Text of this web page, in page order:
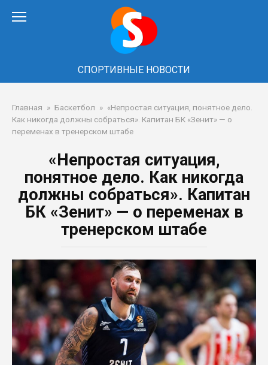
СПОРТИВНЫЕ НОВОСТИ
Главная » Баскетбол » «Непростая ситуация, понятное дело.
Как никогда должны собраться». Капитан БК «Зенит» — о
переменах в тренерском штабе
«Непростая ситуация,
понятное дело. Как никогда
должны собраться». Капитан
БК «Зенит» — о переменах в
тренерском штабе